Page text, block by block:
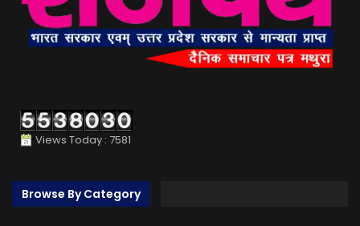
Views Today : 7581
Browse By Category